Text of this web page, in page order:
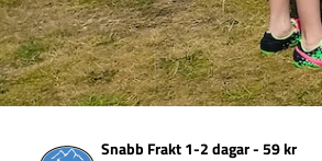
Snabb Frakt 1-2 dagar - 59 kr